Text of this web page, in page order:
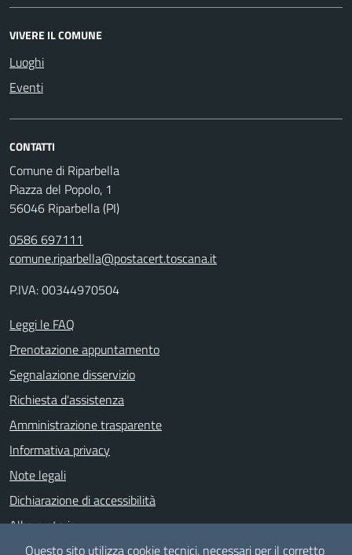
VIVERE IL COMUNE
Luoghi
Eventi
CONTATTI
Comune di Riparbella
Piazza del Popolo, 1
56046 Riparbella (PI)
0586 697111
comune.riparbella@postacert.toscana.it
P.IVA: 00344970504
Leggi le FAQ
Prenotazione appuntamento
Segnalazione disservizio
Richiesta d'assistenza
Amministrazione trasparente
Informativa privacy
Note legali
Dichiarazione di accessibilità
Albo pretorio
Piano di Miglioramento dei servizi
Questo sito utilizza cookie tecnici, necessari per il corretto